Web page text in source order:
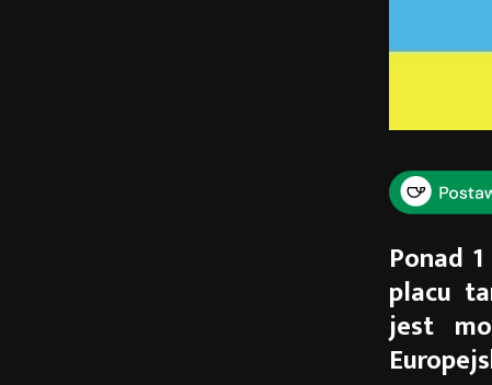
Ponad
placu
jest